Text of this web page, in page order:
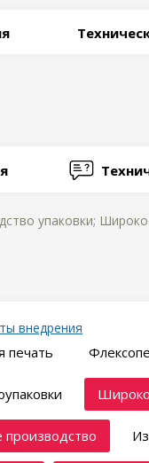
упаковки;
внедрения
печать
производство